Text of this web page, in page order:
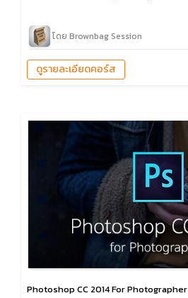
โดย Brownbag Session
ดูรายละเอียดคอร์ส
Photoshop CC 2014 For Photographer